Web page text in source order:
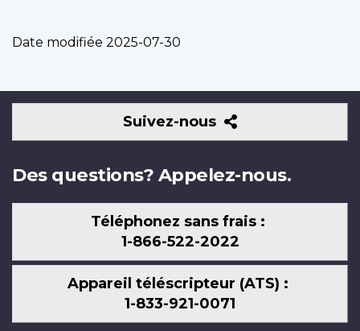
Date modifiée 2025-07-30
Suivez-nous
Suivez-
nous
Des questions? Appelez-nous.
Téléphonez sans frais :
1-866-522-2022
Appareil téléscripteur (ATS) :
1-833-921-0071